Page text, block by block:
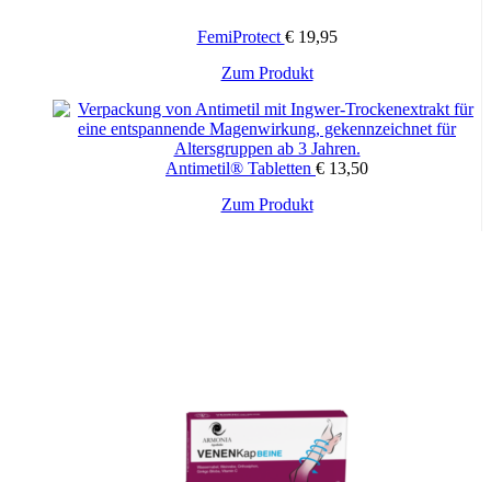
FemiProtect €19,95
Zum Produkt
Antimetil® Tabletten € 13,50
Zum Produkt